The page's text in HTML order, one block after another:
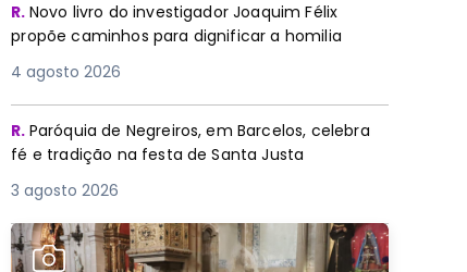
R. Novo livro do investigador Joaquim Félix
propõe caminhos para dignificar a homilia
4 agosto 2026
R. Paróquia de Negreiros, em Barcelos, celebra
fé e tradição na festa de Santa Justa
3 agosto 2026